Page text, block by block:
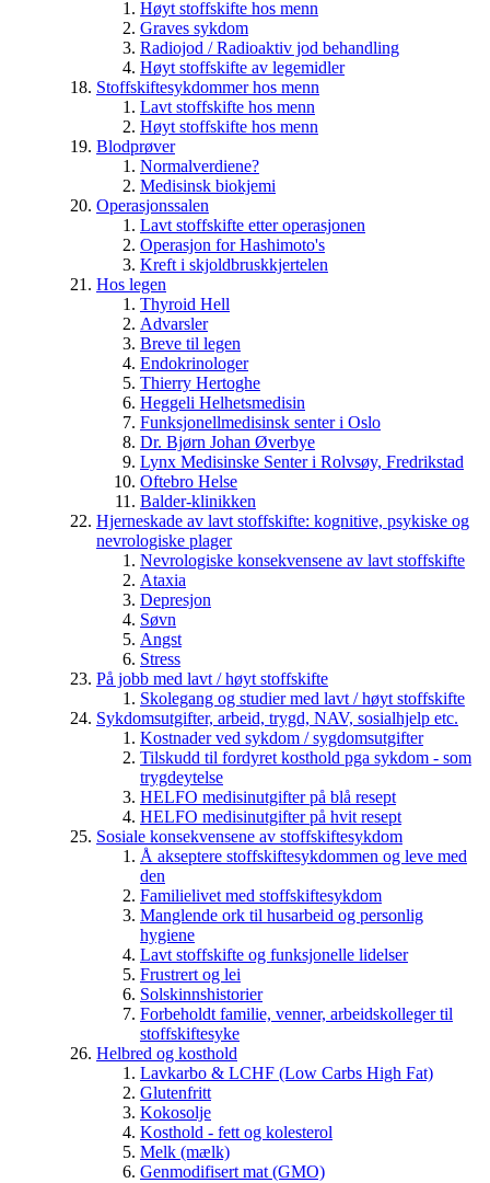
Høyt stoffskifte hos menn
Graves sykdom
Radiojod / Radioaktiv jod behandling
Høyt stoffskifte av legemidler
Stoffskiftesykdommer hos menn
Lavt stoffskifte hos menn
Høyt stoffskifte hos menn
Blodprøver
Normalverdiene?
Medisinsk biokjemi
Operasjonssalen
Lavt stoffskifte etter operasjonen
Operasjon for Hashimoto's
Kreft i skjoldbruskkjertelen
Hos legen
Thyroid Hell
Advarsler
Breve til legen
Endokrinologer
Thierry Hertoghe
Heggeli Helhetsmedisin
Funksjonellmedisinsk senter i Oslo
Dr. Bjørn Johan Øverbye
Lynx Medisinske Senter i Rolvsøy, Fredrikstad
Oftebro Helse
Balder-klinikken
Hjerneskade av lavt stoffskifte: kognitive, psykiske og
nevrologiske plager
Nevrologiske konsekvensene av lavt stoffskifte
Ataxia
Depresjon
Søvn
Angst
Stress
På jobb med lavt / høyt stoffskifte
Skolegang og studier med lavt / høyt stoffskifte
Sykdomsutgifter, arbeid, trygd, NAV, sosialhjelp etc.
Kostnader ved sykdom / sygdomsutgifter
Tilskudd til fordyret kosthold pga sykdom - som
trygdeytelse
HELFO medisinutgifter på blå resept
HELFO medisinutgifter på hvit resept
Sosiale konsekvensene av stoffskiftesykdom
Å akseptere stoffskiftesykdommen og leve med
den
Familielivet med stoffskiftesykdom
Manglende ork til husarbeid og personlig
hygiene
Lavt stoffskifte og funksjonelle lidelser
Frustrert og lei
Solskinnshistorier
Forbeholdt familie, venner, arbeidskolleger til
stoffskiftesyke
Helbred og kosthold
Lavkarbo & LCHF (Low Carbs High Fat)
Glutenfritt
Kokosolje
Kosthold - fett og kolesterol
Melk (mælk)
Genmodifisert mat (GMO)